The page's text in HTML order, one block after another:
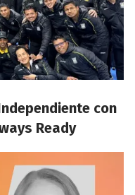
con
Ready